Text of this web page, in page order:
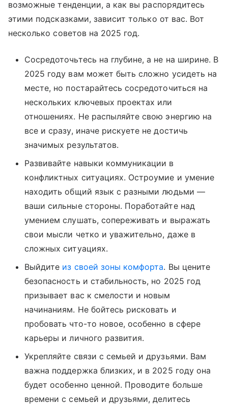
возможные тенденции, а как вы распорядитесь
этими подсказками, зависит только от вас. Вот
несколько советов на 2025 год.
Сосредоточьтесь на глубине, а не на ширине. В
2025 году вам может быть сложно усидеть на
месте, но постарайтесь сосредоточиться на
нескольких ключевых проектах или
отношениях. Не распыляйте свою энергию на
все и сразу, иначе рискуете не достичь
значимых результатов.
Развивайте навыки коммуникации в
конфликтных ситуациях. Остроумие и умение
находить общий язык с разными людьми —
ваши сильные стороны. Поработайте над
умением слушать, сопереживать и выражать
свои мысли четко и уважительно, даже в
сложных ситуациях.
Выйдите из своей зоны комфорта. Вы цените
безопасность и стабильность, но 2025 год
призывает вас к смелости и новым
начинаниям. Не бойтесь рисковать и
пробовать что-то новое, особенно в сфере
карьеры и личного развития.
Укрепляйте связи с семьей и друзьями. Вам
важна поддержка близких, и в 2025 году она
будет особенно ценной. Проводите больше
времени с семьей и друзьями, делитесь